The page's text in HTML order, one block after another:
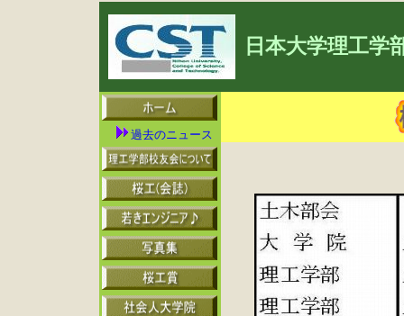
日本大学理工学
過去のニュース